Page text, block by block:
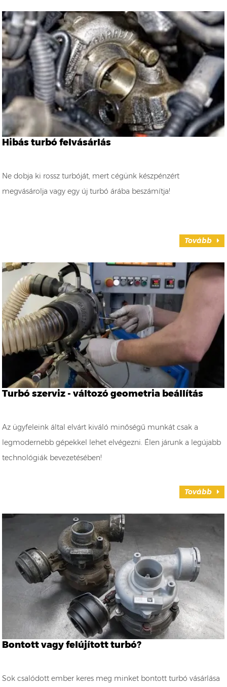
Hibás turbó felvásárlás
Ne dobja ki rossz turbóját, mert cégünk készpénzért
megvásárolja vagy egy új turbó árába beszámítja!
Tovább
Turbó szerviz - változó geometria beállítás
Az ügyfeleink által elvárt kiváló minőségű munkát csak a
legmodernebb gépekkel lehet elvégezni. Élen járunk a legújabb
technológiák bevezetésében!
Tovább
Bontott vagy felújított turbó?
Sok csalódott ember keres meg minket bontott turbó vásárlása